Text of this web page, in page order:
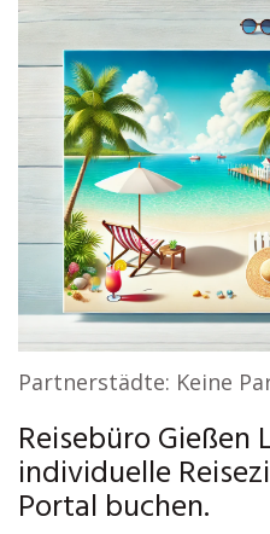
Partnerstädte: Keine
Reisebüro Gießen
individuelle
Portal buchen.